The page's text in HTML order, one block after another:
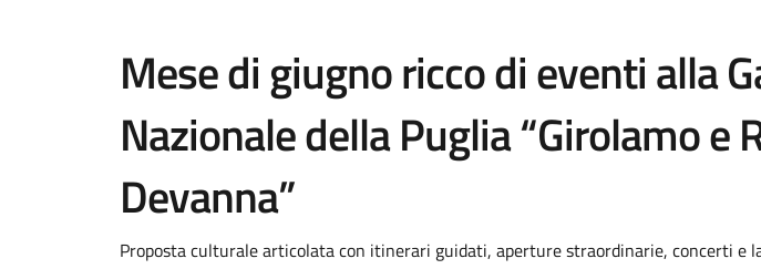
Mese di giugno ricco di eventi alla
Nazionale della Puglia “Girolamo e
Devanna”
Proposta culturale articolata con itinerari guidati, aperture straordinarie, concerti e